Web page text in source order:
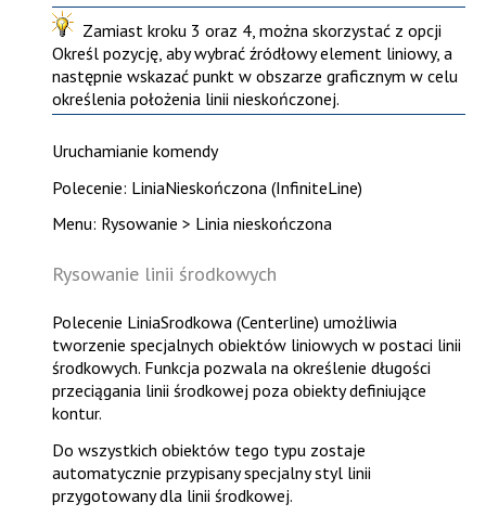
Zamiast kroku 3 oraz 4, można skorzystać z opcji
Określ pozycję, aby wybrać źródłowy element liniowy, a
następnie wskazać punkt w obszarze graficznym w celu
określenia położenia linii nieskończonej.
Uruchamianie komendy
Polecenie: LiniaNieskończona (InfiniteLine)
Menu: Rysowanie > Linia nieskończona
Rysowanie linii środkowych
Polecenie LiniaSrodkowa (Centerline) umożliwia
tworzenie specjalnych obiektów liniowych w postaci linii
środkowych. Funkcja pozwala na określenie długości
przeciągania linii środkowej poza obiekty definiujące
kontur.
Do wszystkich obiektów tego typu zostaje
automatycznie przypisany specjalny styl linii
przygotowany dla linii środkowej.